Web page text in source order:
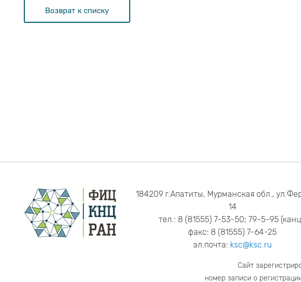
Возврат к списку
184209 г.Апатиты, Мурманская обл.,
14
тел.: 8 (81555) 7-53-50; 79-5-95
факс: 8 (81555) 7-64-25
эл.почта: ksc@ksc.ru
Сайт
номер записи о